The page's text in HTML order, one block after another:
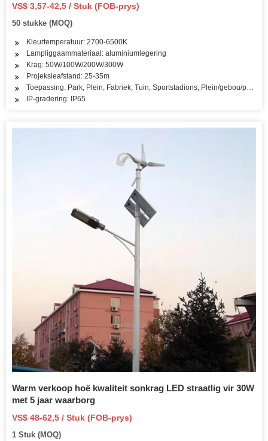
VS$ 3,57-42,5 / Stuk (FOB-prys)
50 stukke (MOQ)
Kleurtemperatuur: 2700-6500K
Lampliggaammateriaal: aluminiumlegering
Krag: 50W/100W/200W/300W
Projeksieafstand: 25-35m
Toepassing: Park, Plein, Fabriek, Tuin, Sportstadions, Plein/gebou/
IP-gradering: IP65
Warm verkoop hoë kwaliteit sonkrag LED straatlig vir 30W
met 5 jaar waarborg
VS$ 48-62,5 / Stuk (FOB-prys)
1 Stuk (MOQ)